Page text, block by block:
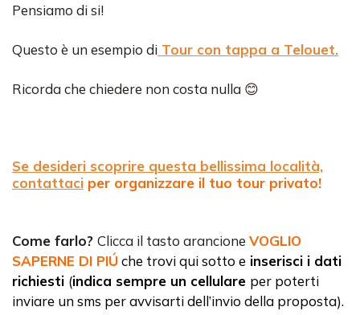
Pensiamo di si!
Questo è un esempio di Tour con tappa a Telouet.
Ricorda che chiedere non costa nulla 😊
Se desideri scoprire questa bellissima località,
contattaci per organizzare il tuo tour privato!
Come farlo? Clicca il tasto arancione VOGLIO
SAPERNE DI PIÚche trovi qui sotto e inserisci i dati
richiesti (indica sempre un cellulare per poterti
inviare un sms per avvisarti dell’invio della proposta).